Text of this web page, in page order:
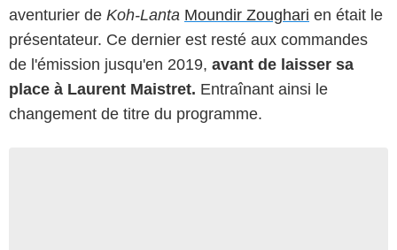
aventurier de Koh-Lanta Moundir Zoughari en était le
présentateur. Ce dernier est resté aux commandes
de l'émission jusqu'en 2019, avant de laisser sa
place à Laurent Maistret. Entraînant ainsi le
changement de titre du programme.